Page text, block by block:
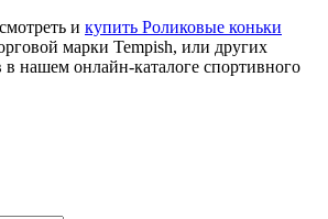
и купить Роликовые коньки
марки Tempish, или других
нашем онлайн-каталоге спортивного